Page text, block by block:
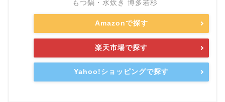
もつ鍋・水炊き 博多若杉
Amazonで探す
楽天市場で探す
Yahoo!ショッピングで探す